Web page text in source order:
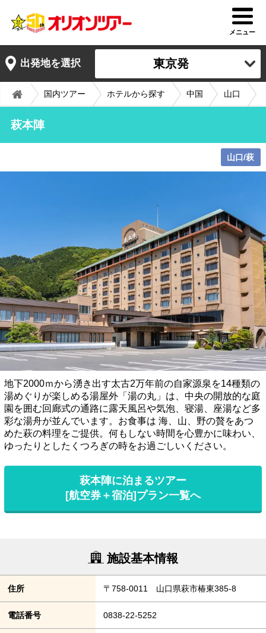
メニュー
出発地を選択 東京発
国内ツアー ホテルから探す 中国 山口
萩本陣
山口/萩
地下2000ｍから湧き出す太古2万年前の自家源泉を14種類の
湯めぐりが楽しめる湯屋外「湯の丸」は、中央の開放的な庭
園を囲む回廊式の通路に露天風呂や気泡、寝湯、座湯など多
彩な湯舟が並んでいます。お食事は 海、山、野の贅をあつ
めた萩の料理をご提供。何もしない時間を心豊かに味わい、
ゆったりとしたくつろぎの時をお過ごしいください。
萩本陣に泊まるツアー
[航空券＋宿泊]プラン一覧へ
施設基本情報
住所 〒758-0011 山口県萩市椿東385-8
電話番号 0838-22-5252